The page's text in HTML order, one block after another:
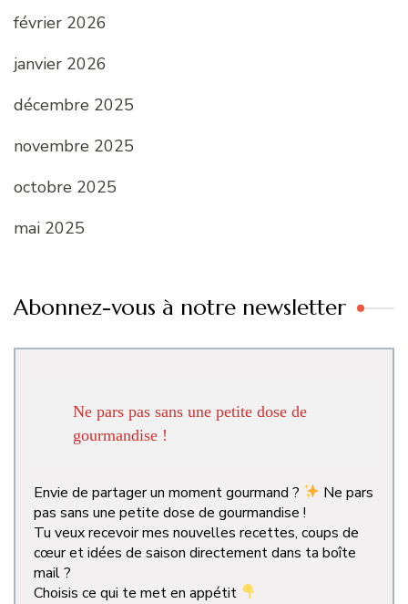
février 2026
janvier 2026
décembre 2025
novembre 2025
octobre 2025
mai 2025
Abonnez-vous à notre newsletter
Ne pars pas sans une petite dose de
gourmandise !
Envie de partager un moment gourmand ?
Ne pars
pas sans une petite dose de gourmandise !
Tu veux recevoir mes nouvelles recettes, coups de
cœur et idées de saison directement dans ta boîte
mail ?
Choisis ce qui te met en appétit